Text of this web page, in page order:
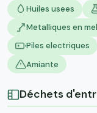
Huiles usees
Metalliques en
Piles electriques
Amiante
Déchets